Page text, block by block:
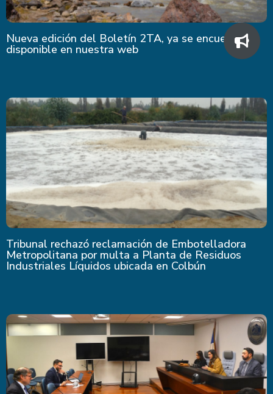
Nueva edición del Boletín 2TA, ya se encuentra
disponible en nuestra web
Tribunal rechazó reclamación de Embotelladora
Metropolitana por multa a Planta de Residuos
Industriales Líquidos ubicada en Colbún